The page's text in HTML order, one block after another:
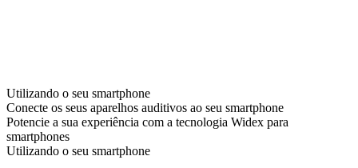
Utilizando o seu smartphone
Conecte os seus aparelhos auditivos ao seu smartphone
Potencie a sua experiência com a tecnologia Widex para
smartphones
Utilizando o seu smartphone